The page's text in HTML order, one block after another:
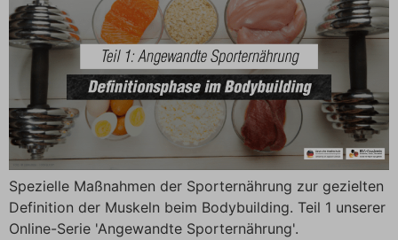
Spezielle Maßnahmen der Sporternährung zur gezielten
Definition der Muskeln beim Bodybuilding. Teil 1 unserer
Online-Serie 'Angewandte Sporternährung'.